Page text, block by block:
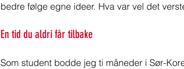
bedre følge egne ideer. Hva var vel det
En tid du aldri får tilbake
Som student bodde jeg ti måneder i Sør-